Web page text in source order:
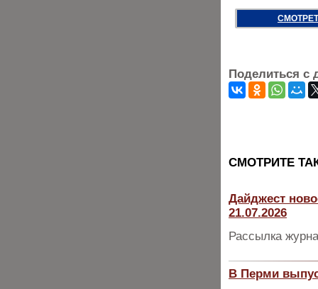
Поделиться с
CМОТРИТЕ
Дайджест
21.07.2026
Рассылка
В Перми